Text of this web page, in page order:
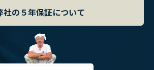
社の５年保証について